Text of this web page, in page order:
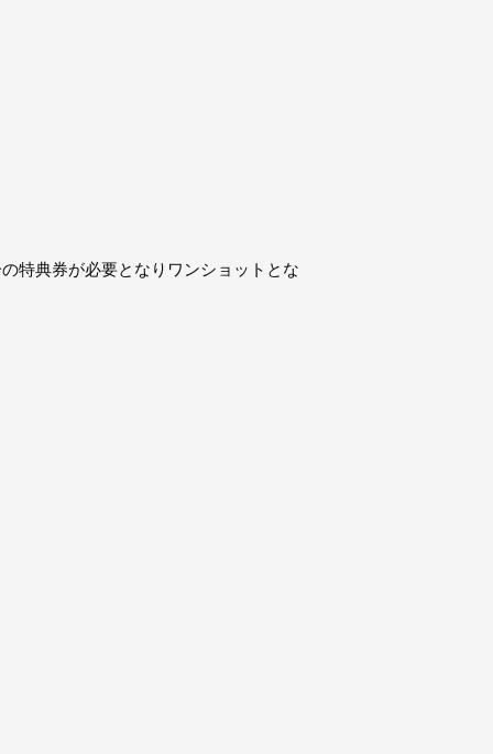
特典券が必要となりワンショットとな